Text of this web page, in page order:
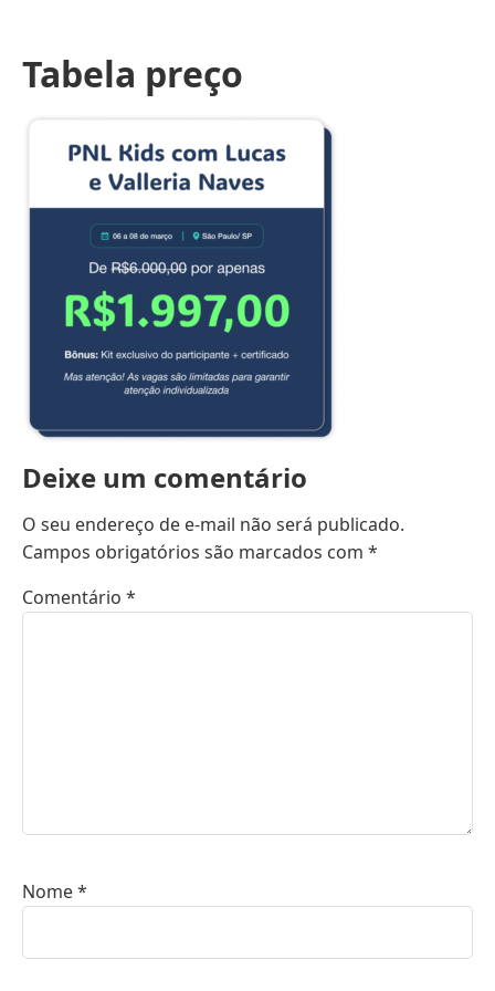
Tabela preço
Deixe um comentário
O seu endereço de e-mail não será publicado.
Campos obrigatórios são marcados com *
Comentário *
Nome*